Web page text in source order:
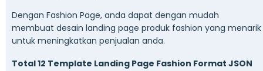
Dengan Fashion Page, anda dapat dengan mudah
membuat desain landing page produk fashion yang menarik
untuk meningkatkan penjualan anda.
Total 12 Template Landing Page Fashion Format JSON